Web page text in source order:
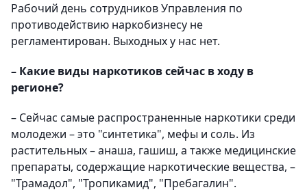
Рабочий день сотрудников Управления по
противодействию наркобизнесу не
регламентирован. Выходных у нас нет.
– Какие виды наркотиков сейчас в ходу в
регионе?
– Сейчас самые распространенные наркотики среди
молодежи – это "синтетика", мефы и соль. Из
растительных – анаша, гашиш, а также медицинские
препараты, содержащие наркотические вещества, –
"Трамадол", "Тропикамид", "Пребагалин".